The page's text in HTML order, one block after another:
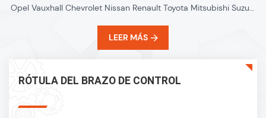
Opel Vauxhall Chevrolet Nissan Renault Toyota Mitsubishi Suzuki
LEER MÁS
RÓTULA DEL BRAZO DE CONTROL